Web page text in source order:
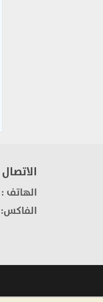
الاتصال
الهاتف : 2150311
الفاكس: 2150311